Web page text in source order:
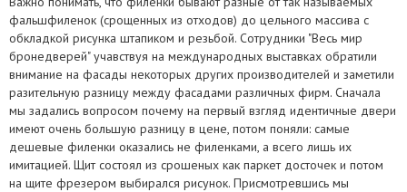
Маркировка продукции: фирменная бирка на коробке
бронедвери.
Фирменный знак качества на наружном полотне бронедвери.
фальшфиленок (срощенных из отходов) до цельного массива с
обкладкой рисунка штапиком и резьбой. Сотрудники "Весь мир
бронедверей" учавствуя на международных выставках обратили
внимание на фасады некоторых других производителей и заметили
разительную разницу между фасадами различных фирм. Сначала
мы задались вопросом почему на первый взгляд идентичные двери
имеют очень большую разницу в цене, потом поняли: cамые
дешевые филенки оказались не филенками, а всего лишь их
имитацией. Щит состоял из срошеных как паркет досточек и потом
на щите фрезером выбирался рисунок. Присмотревшись мы